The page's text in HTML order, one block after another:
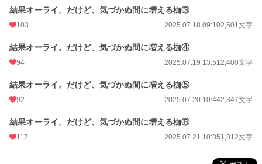
結果オーライ。だけど、気づかぬ間に増える枷③
103 2025.07.18 09:102,501文字
結果オーライ。だけど、気づかぬ間に増える枷④
94 2025.07.19 13:512,400文字
結果オーライ。だけど、気づかぬ間に増える枷⑤
92 2025.07.20 10:442,347文字
結果オーライ。だけど、気づかぬ間に増える枷⑥
117 2025.07.21 10:351,812文字